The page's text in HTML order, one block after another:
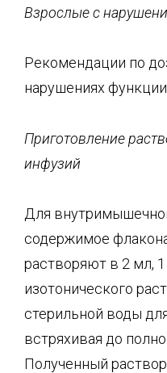
Взрослые с
Рекомендации по
нарушениях
Приготовление
инфузий
Для
содержимое
растворяют в 2 мл, 1
изотонического
стерильной воды
встряхивая до
Полученный